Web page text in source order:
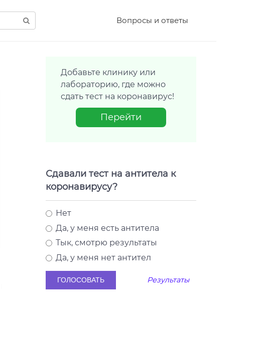
Вопросы и ответы
Добавьте клинику или
лабораторию, где можно
сдать тест на коронавирус!
Перейти
Сдавали тест на антитела к
коронавирусу?
Нет
Да, у меня есть антитела
Тык, смотрю результаты
Да, у меня нет антител
Результаты